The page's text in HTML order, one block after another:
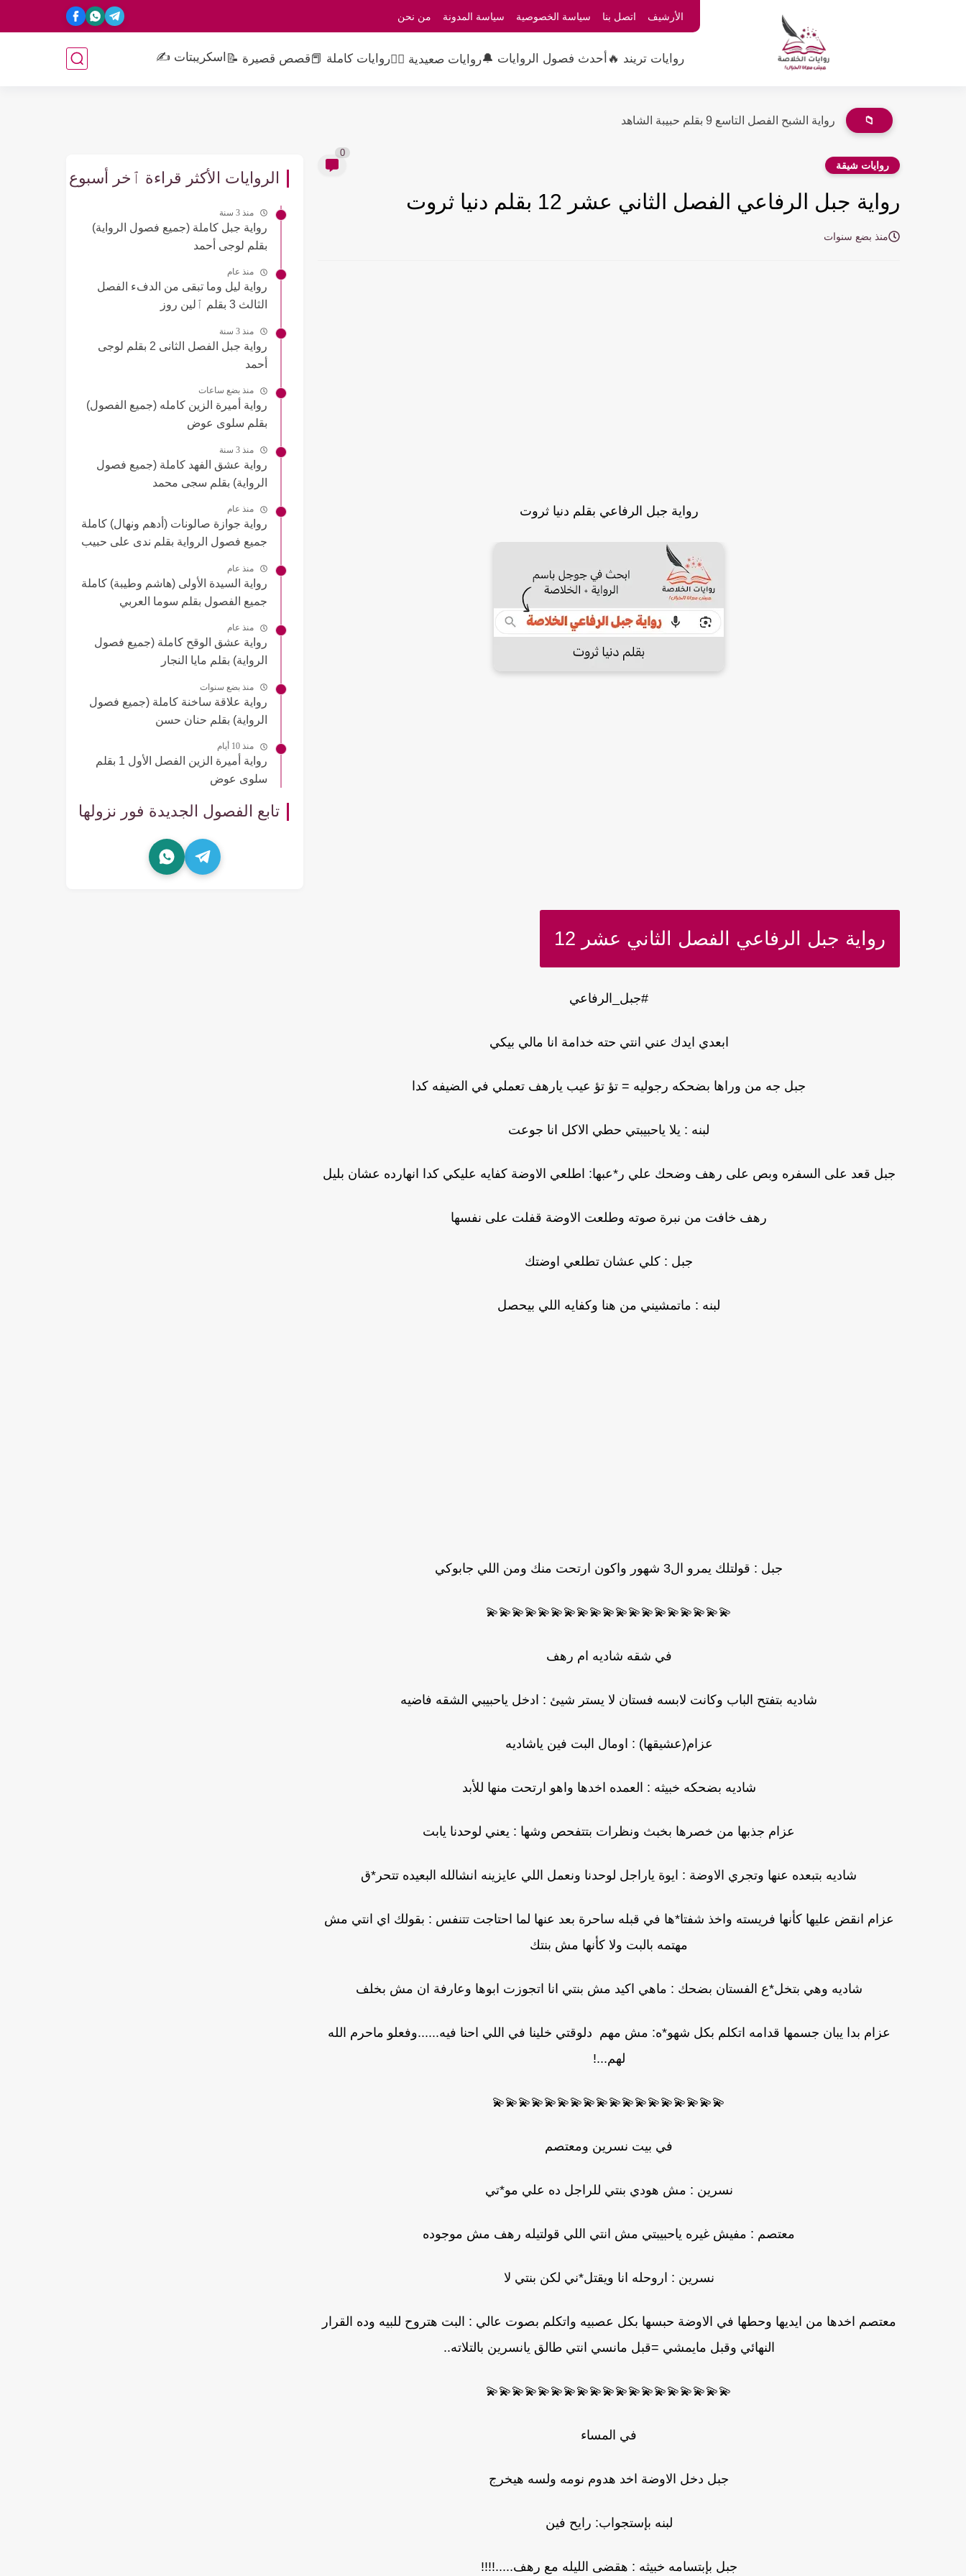
الأرشيف اتصل بنا سياسة الخصوصية سياسة المدونة من نحن
روايات تريند 🔥 أحدث فصول الروايات 🔔روايات صعيدية 👳‍♂️روايات كاملة 📕قصص قصيرة 📝 اسكريبتات ✍️
📁 رواية الشبح الفصل التاسع 9 بقلم حبيبة الشاهد
روايات شيقة
0
رواية جبل الرفاعي الفصل الثاني عشر 12 بقلم دنيا ثروت
منذ بضع سنوات
رواية جبل الرفاعي بقلم دنيا ثروت
رواية جبل الرفاعي الفصل الثاني عشر 12
#جبل_الرفاعي
ابعدي ايدك عني انتي حته خدامة انا مالي بيكي
جبل جه من وراها بضحكه رجوليه = تؤ تؤ عيب يارهف تعملي في الضيفه كدا
لبنه : يلا ياحبيبتي حطي الاكل انا جوعت
جبل قعد على السفره وبص على رهف وضحك علي ر*عبها: اطلعي الاوضة كفايه عليكي كدا انهارده عشان بليل
رهف خافت من نبرة صوته وطلعت الاوضة قفلت على نفسها
جبل : كلي عشان تطلعي اوضتك
لبنه : ماتمشيني من هنا وكفايه اللي بيحصل
جبل : قولتلك يمرو ال3 شهور واكون ارتحت منك ومن اللي جابوكي
💫💫💫💫💫💫💫💫💫💫💫💫💫💫💫💫💫💫💫
في شقه شاديه ام رهف
شاديه بتفتح الباب وكانت لابسه فستان لا يستر شيئ : ادخل ياحبيبي الشقه فاضيه
عزام(عشيقها) : اومال البت فين ياشاديه
شاديه بضحكه خبيثه : العمده اخدها واهو ارتحت منها للأبد
عزام جذبها من خصرها بخبث ونظرات بتتفحص وشها : يعني لوحدنا يابت
شاديه بتبعده عنها وتجري الاوضة : ايوة ياراجل لوحدنا ونعمل اللي عايزينه انشالله البعيده تتحر*ق
عزام انقض عليها كأنها فريسته واخذ شفتا*ها في قبله ساحرة بعد عنها لما احتاجت تتنفس : بقولك اي انتي مش
مهتمه بالبت ولا كأنها مش بنتك
شاديه وهي بتخل*ع الفستان بضحك : ماهي اكيد مش بنتي انا اتجوزت ابوها وعارفة ان مش بخلف
عزام بدا يبان جسمها قدامه اتكلم بكل شهو*ه: مش مهم دلوقتي خلينا في اللي احنا فيه......وفعلو ماحرم الله
لهم...!
💫💫💫💫💫💫💫💫💫💫💫💫💫💫💫💫💫💫
في بيت نسرين ومعتصم
نسرين : مش هودي بنتي للراجل ده علي مو*تي
معتصم : مفيش غيره ياحبيبتي مش انتي اللي قولتيله رهف مش موجوده
نسرين : اروحله انا ويقتل*ني لكن بنتي لا
معتصم اخدها من ايديها وحطها في الاوضة حبسها بكل عصبيه واتكلم بصوت عالي : البت هتروح للبيه وده القرار
النهائي وقبل مايمشي =قبل مانسي انتي طالق يانسرين بالتلاته..
💫💫💫💫💫💫💫💫💫💫💫💫💫💫💫💫💫💫💫
في المساء
جبل دخل الاوضة اخد هدوم نومه ولسه هيخرج
لبنه بإستجواب: رايح فين
جبل بإبتسامه خبيثه : هقضى الليله مع رهف.....!!!!
الروايات الأكثر قراءة ٱخر أسبوع
منذ 3 سنة
رواية جبل كاملة (جميع فصول الرواية)
بقلم لوجى أحمد
منذ عام
رواية ليل وما تبقى من الدفء الفصل
الثالث 3 بقلم ٱلين روز
منذ 3 سنة
رواية جبل الفصل الثانى 2 بقلم لوجى
أحمد
منذ بضع ساعات
رواية أميرة الزين كامله (جميع الفصول)
بقلم سلوى عوض
منذ 3 سنة
رواية عشق الفهد كاملة (جميع فصول
الرواية) بقلم سجى محمد
منذ عام
رواية جوازة صالونات (أدهم ونهال) كاملة
جميع فصول الرواية بقلم ندى على حبيب
منذ عام
رواية السيدة الأولى (هاشم وطيبة) كاملة
جميع الفصول بقلم سوما العربي
منذ عام
رواية عشق الوقح كاملة (جميع فصول
الرواية) بقلم مايا النجار
منذ بضع سنوات
رواية علاقة ساخنة كاملة (جميع فصول
الرواية) بقلم حنان حسن
منذ 10 أيام
رواية أميرة الزين الفصل الأول 1 بقلم
سلوى عوض
تابع الفصول الجديدة فور نزولها